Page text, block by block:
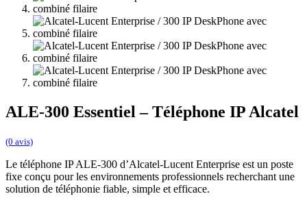
ALE-300 Essentiel – Téléphone IP Alcatel
(0 avis)
Le téléphone IP ALE-300 d’Alcatel-Lucent Enterprise est un poste
fixe conçu pour les environnements professionnels recherchant une
solution de téléphonie fiable, simple et efficace.